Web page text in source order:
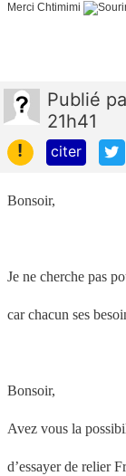
Merci Chtimimi
Publié
21h41
!
citer
Bonsoir,
Je ne cherche pas
car chacun ses
Bonsoir,
Avez vous la
d’essayer de relier